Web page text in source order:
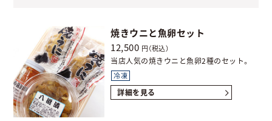
焼きウニと魚卵セット
12,500 円（税込）
当店人気の焼きウニと魚卵2種のセット。
冷凍
詳細を見る